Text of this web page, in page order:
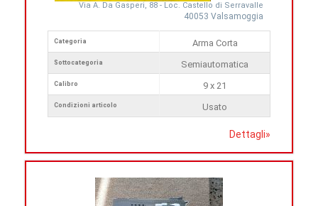
Via A. Da Gasperi, 88 - Loc. Castello di Serravalle
40053 Valsamoggia
Categoria
Sottocategoria
Calibro
Condizioni articolo
Arma Corta
Semiautomatica
9 x 21
Usato
Dettagli»